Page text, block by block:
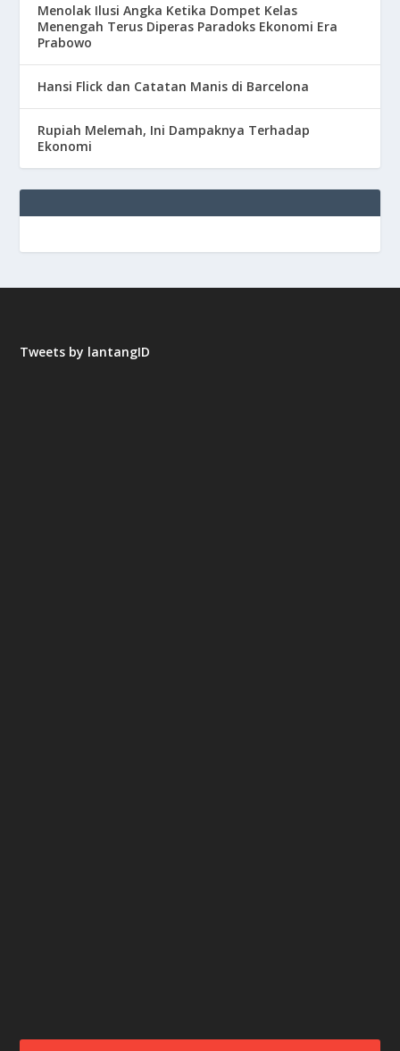
Menolak Ilusi Angka Ketika Dompet Kelas
Menengah Terus Diperas Paradoks Ekonomi Era
Prabowo
Hansi Flick dan Catatan Manis di Barcelona
Rupiah Melemah, Ini Dampaknya Terhadap
Ekonomi
Tweets by lantangID